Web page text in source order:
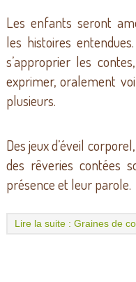
Les enfants seront
les histoires
s’approprier les
exprimer, oralement
plusieurs.
Des jeux d’éveil
des rêveries contées
présence et leur parole.
Lire la suite : Graines de